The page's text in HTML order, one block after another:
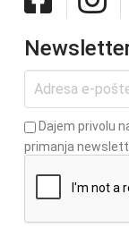
Dajem privolu
primanja